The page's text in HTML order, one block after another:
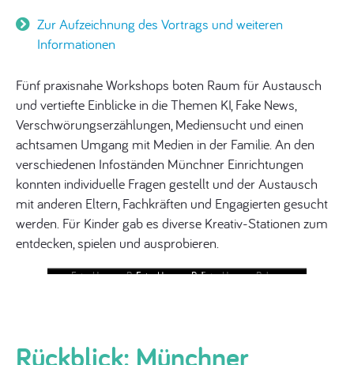
Zur Aufzeichnung des Vortrags und weiteren
Informationen
Fünf praxisnahe Workshops boten Raum für Austausch
und vertiefte Einblicke in die Themen KI, Fake News,
Verschwörungserzählungen, Mediensucht und einen
achtsamen Umgang mit Medien in der Familie. An den
verschiedenen Infoständen Münchner Einrichtungen
konnten individuelle Fragen gestellt und der Austausch
mit anderen Eltern, Fachkräften und Engagierten gesucht
werden. Für Kinder gab es diverse Kreativ-Stationen zum
entdecken, spielen und ausprobieren.
Foto: Hannes Rohrer Foto: Hannes Rohrer
Foto: Hannes Rohrer Foto: Hannes Rohrer
Foto: Hannes Rohrer Foto: Hannes Rohrer
Foto: Hannes Rohrer Foto: Hannes Rohrer
Foto: Hannes Rohrer Foto: Hannes Rohrer
Foto: Hannes Rohrer Foto: Hannes Rohrer
Foto: Hannes Rohrer Foto: Hannes Rohrer
Foto: Hannes Rohrer Foto: Hannes Rohrer
Foto: Hannes Rohrer
Rückblick: Münchner